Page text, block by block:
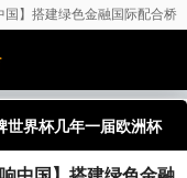
】搭建绿色金融国际配合桥
世界杯几年一届欧洲杯